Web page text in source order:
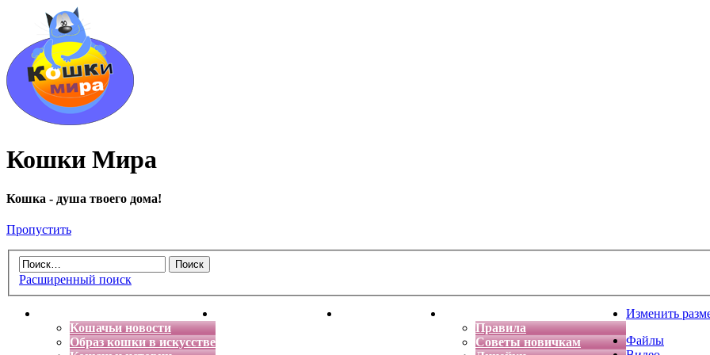
Кошки Мира
Кошка - душа твоего дома!
Пропустить
Расширенный поиск
Кошачьи новости
Образ кошки в искусстве
Энциклопедия кошек Детская фантазия
Правила
Советы новичкам
Изменить
Файлы